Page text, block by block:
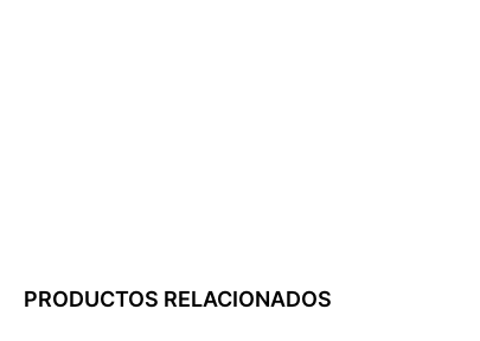
PRODUCTOS RELACIONADOS